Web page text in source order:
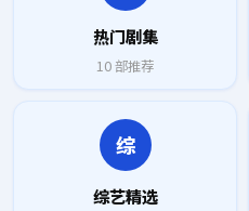
热门剧集
10部推荐
综
综艺精选